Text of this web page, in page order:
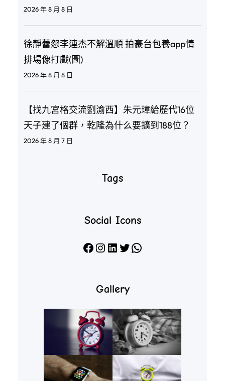
2026 年 8 月 8 日
徐靜蕾怨李連杰不解溫順 拍豪台包養app情
排場像打戲(圖)
2026 年 8 月 8 日
【找九宮格交流劉渝西】朱元璋給歷代16位
天子建了個群，乾隆為什么要擴到188位？
2026 年 8 月 7 日
Tags
Social Icons
Facebook Instagram LinkedIn X WhatsApp
Gallery